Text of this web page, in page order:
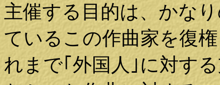
主催する目的は、かな
ているこの作曲家を復
れまで｢外国人｣に対す